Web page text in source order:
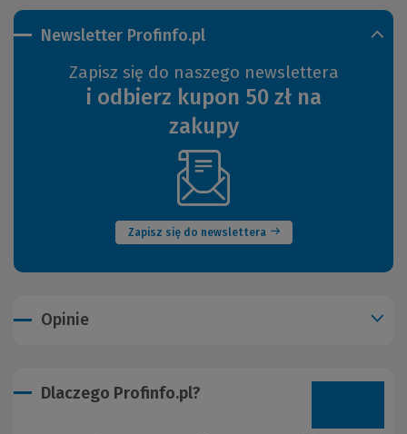
Newsletter Profinfo.pl
Zapisz się do naszego newslettera
i odbierz kupon 50 zł na
zakupy
Zapisz się do newslettera
(Nowe
okno)
Opinie
Dlaczego Profinfo.pl?